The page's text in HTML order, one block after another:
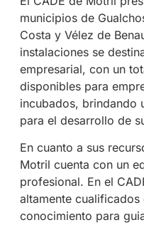
municipios de
Costa y Vélez de
instalaciones se
empresarial, con un
disponibles para
incubados, brindando
para el desarrollo de
En cuanto a sus
Motril cuenta con un
profesional. En el
altamente
conocimiento para